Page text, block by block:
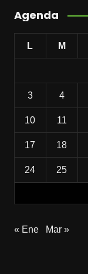
Agenda
L M
3 4
10 11
17 18
24 25
« Ene Mar »